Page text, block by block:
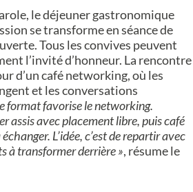
le déjeuner gastronomique
se transforme en séance de
Tous les convives peuvent
l’invité d’honneur. La rencontre
d’un café networking, où les
et les conversations
format favorise le networking.
assis avec placement libre, puis café
L’idée, c’est de repartir avec
à transformer derrière », résume le